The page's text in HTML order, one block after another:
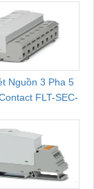
Nguồn 3 Pha 5
FLT-SEC-